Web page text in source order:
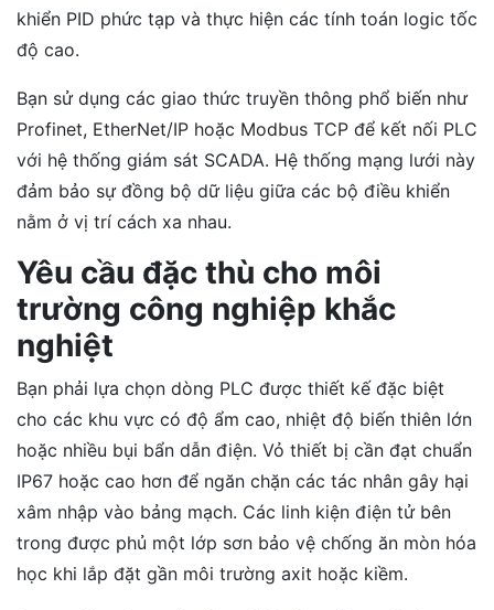
khiển PID phức tạp và thực hiện các tính toán logic tốc
độ cao.
Bạn sử dụng các giao thức truyền thông phổ biến như
Profinet, EtherNet/IP hoặc Modbus TCP để kết nối PLC
với hệ thống giám sát SCADA. Hệ thống mạng lưới này
đảm bảo sự đồng bộ dữ liệu giữa các bộ điều khiển
nằm ở vị trí cách xa nhau.
Yêu cầu đặc thù cho môi
trường công nghiệp khắc
nghiệt
Bạn phải lựa chọn dòng PLC được thiết kế đặc biệt
cho các khu vực có độ ẩm cao, nhiệt độ biến thiên lớn
hoặc nhiều bụi bẩn dẫn điện. Vỏ thiết bị cần đạt chuẩn
IP67 hoặc cao hơn để ngăn chặn các tác nhân gây hại
xâm nhập vào bảng mạch. Các linh kiện điện tử bên
trong được phủ một lớp sơn bảo vệ chống ăn mòn hóa
học khi lắp đặt gần môi trường axit hoặc kiềm.